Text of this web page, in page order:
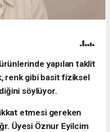
yapılan taklit
renk gibi basit fiziksel
söylüyor.
etmesi gereken
Üyesi Öznur Eyilcim